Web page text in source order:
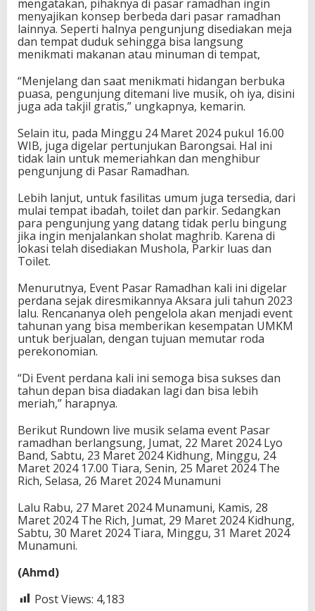
mengatakan, pihaknya di pasar ramadhan ingin
menyajikan konsep berbeda dari pasar ramadhan
lainnya. Seperti halnya pengunjung disediakan meja
dan tempat duduk sehingga bisa langsung
menikmati makanan atau minuman di tempat,
“Menjelang dan saat menikmati hidangan berbuka
puasa, pengunjung ditemani live musik, oh iya, disini
juga ada takjil gratis,” ungkapnya, kemarin.
Selain itu, pada Minggu 24 Maret 2024 pukul 16.00
WIB, juga digelar pertunjukan Barongsai. Hal ini
tidak lain untuk memeriahkan dan menghibur
pengunjung di Pasar Ramadhan.
Lebih lanjut, untuk fasilitas umum juga tersedia, dari
mulai tempat ibadah, toilet dan parkir. Sedangkan
para pengunjung yang datang tidak perlu bingung
jika ingin menjalankan sholat maghrib. Karena di
lokasi telah disediakan Mushola, Parkir luas dan
Toilet.
Menurutnya, Event Pasar Ramadhan kali ini digelar
perdana sejak diresmikannya Aksara juli tahun 2023
lalu. Rencananya oleh pengelola akan menjadi event
tahunan yang bisa memberikan kesempatan UMKM
untuk berjualan, dengan tujuan memutar roda
perekonomian.
“Di Event perdana kali ini semoga bisa sukses dan
tahun depan bisa diadakan lagi dan bisa lebih
meriah,” harapnya.
Berikut Rundown live musik selama event Pasar
ramadhan berlangsung, Jumat, 22 Maret 2024 Lyo
Band, Sabtu, 23 Maret 2024 Kidhung, Minggu, 24
Maret 2024 17.00 Tiara, Senin, 25 Maret 2024 The
Rich, Selasa, 26 Maret 2024 Munamuni
Lalu Rabu, 27 Maret 2024 Munamuni, Kamis, 28
Maret 2024 The Rich, Jumat, 29 Maret 2024 Kidhung,
Sabtu, 30 Maret 2024 Tiara, Minggu, 31 Maret 2024
Munamuni.
(Ahmd)
Post Views: 4,183